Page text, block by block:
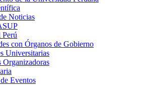
Noticias
Perú
con Órganos de Gobierno
Universitarias
Organizadoras
Eventos